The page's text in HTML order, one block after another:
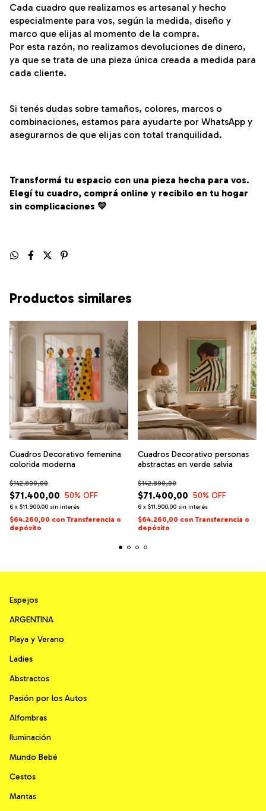
Cada cuadro que realizamos es artesanal y hecho
especialmente para vos, según la medida, diseño y
marco que elijas al momento de la compra.
Por esta razón, no realizamos devoluciones de dinero,
ya que se trata de una pieza única creada a medida para
cada cliente.
Si tenés dudas sobre tamaños, colores, marcos o
combinaciones, estamos para ayudarte por WhatsApp y
asegurarnos de que elijas con total tranquilidad.
Transformá tu espacio con una pieza hecha para vos.
Elegí tu cuadro, comprá online y recibilo en tu hogar
sin complicaciones 💛
Productos similares
Cuadros Decorativo femenina
colorida moderna
$71.400,00
$142.800,00
50% OFF
6 x $11.900,00 sin interés
$64.260,00 con Transferencia o
depósito
Cuadros Decorativo personas
abstractas en verde salvia
$71.400,00
$142.800,00
50% OFF
6 x $11.900,00 sin interés
$64.260,00 con Transferencia o
depósito
Espejos
ARGENTINA
Playa y Verano
Ladies
Abstractos
Pasión por los Autos
Alfombras
Iluminación
Mundo Bebé
Cestos
Mantas